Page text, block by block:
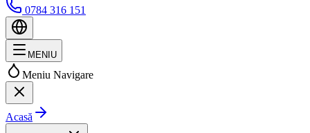
0784 316 151
MENIU
Meniu Navigare
Acasă